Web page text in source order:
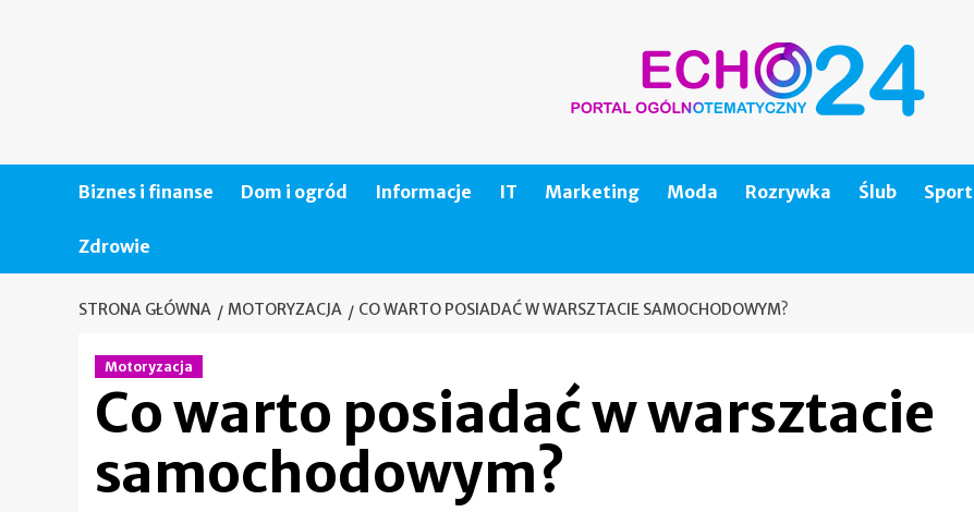
Biznes i finanse Dom i ogród Informacje IT Marketing Moda Rozrywka Ślub Sport
Zdrowie
STRONA GŁÓWNA MOTORYZACJA CO WARTO POSIADAĆ W WARSZTACIE SAMOCHODOWYM?
Motoryzacja
Co warto posiadać w warsztacie
samochodowym?